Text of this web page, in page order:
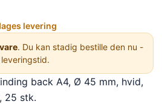
levering
. Du kan stadig bestille den nu -
leveringstid.
back A4, Ø 45 mm, hvid,
25 stk.